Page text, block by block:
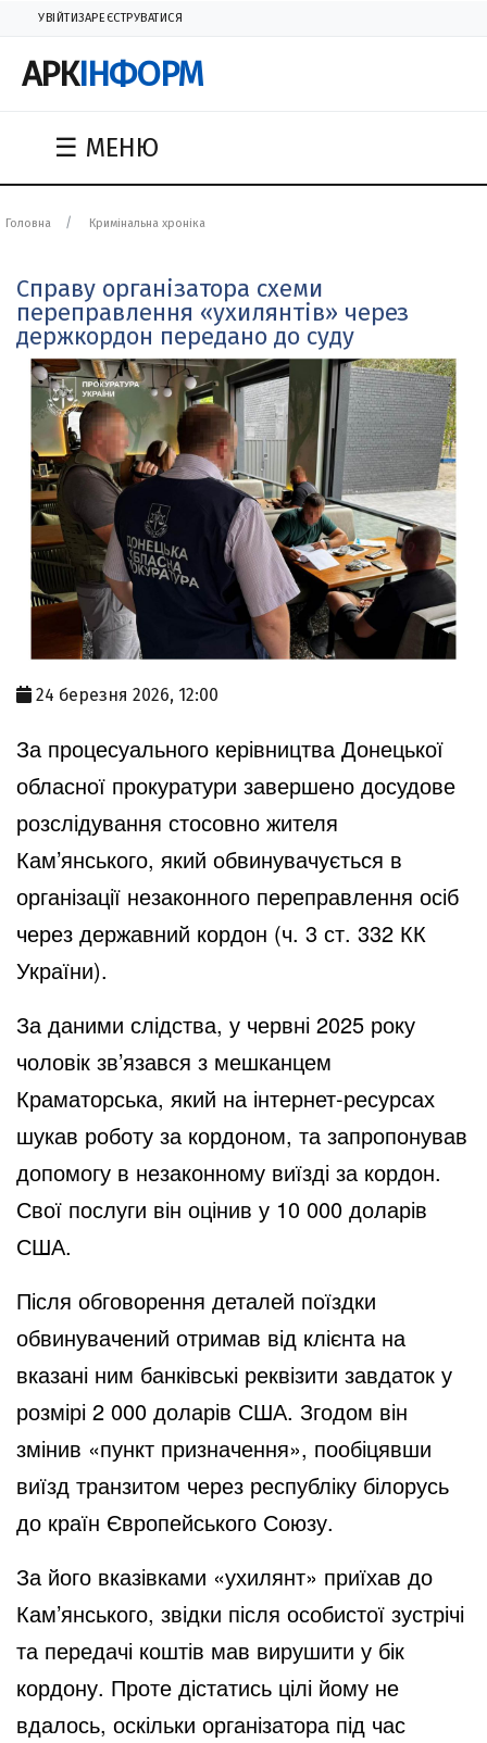
УВІЙТИЗАРЕЄСТРУВАТИСЯ
АРКІНФОРМ
☰ МЕНЮ
Головна Кримінальна хроніка
Справу організатора схеми
переправлення «ухилянтів» через
держкордон передано до суду
24 березня 2026, 12:00
За процесуального керівництва Донецької
обласної прокуратури завершено досудове
розслідування стосовно жителя
Кам’янського, який обвинувачується в
організації незаконного переправлення осіб
через державний кордон (ч. 3 ст. 332 КК
України).
За даними слідства, у червні 2025 року
чоловік зв’язався з мешканцем
Краматорська, який на інтернет-ресурсах
шукав роботу за кордоном, та запропонував
допомогу в незаконному виїзді за кордон.
Свої послуги він оцінив у 10 000 доларів
США.
Після обговорення деталей поїздки
обвинувачений отримав від клієнта на
вказані ним банківські реквізити завдаток у
розмірі 2 000 доларів США. Згодом він
змінив «пункт призначення», пообіцявши
виїзд транзитом через республіку білорусь
до країн Європейського Союзу.
За його вказівками «ухилянт» приїхав до
Кам’янського, звідки після особистої зустрічі
та передачі коштів мав вирушити у бік
кордону. Проте дістатись цілі йому не
вдалось, оскільки організатора під час